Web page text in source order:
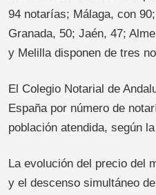
94 notarías; Málaga, con
Granada, 50; Jaén, 47;
y Melilla disponen de tres
El Colegio Notarial de
España por número de
población atendida, según
La evolución del precio del
y el descenso simultáneo